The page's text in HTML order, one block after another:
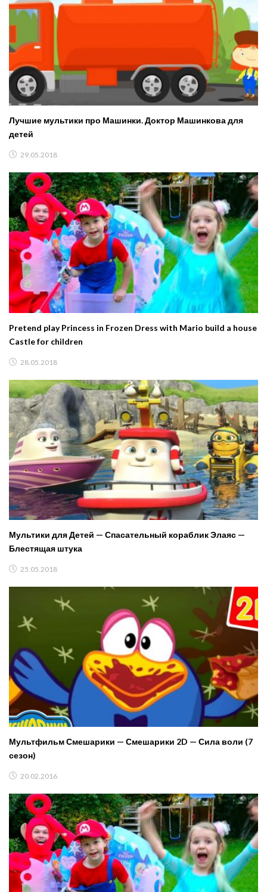
Лучшие мультики про Машинки. Доктор Машинкова для
детей
29.05.2018
Pretend play Princess in Frozen Dress with Mario build a house
Castle for children
28.05.2018
Мультики для Детей — Спасательный кораблик Элаяс —
Блестящая штука
25.05.2018
Мультфильм Смешарики — Смешарики 2D — Сила воли (7
сезон)
20.02.2016